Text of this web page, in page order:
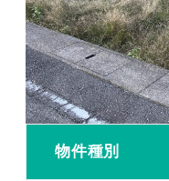
物件種別